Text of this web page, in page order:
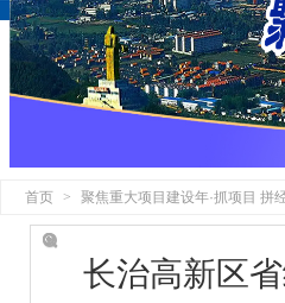
首页 > 聚焦重大项目建设年·抓项目 拼
长治高新区